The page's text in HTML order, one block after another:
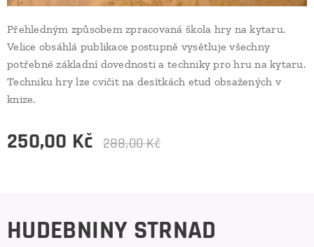
Přehledným způsobem zpracovaná škola hry na kytaru.
Velice obsáhlá publikace postupně vysětluje všechny
potřebné základní dovednosti a techniky pro hru na kytaru.
Techniku hry lze cvičit na desítkách etud obsažených v
knize.
250,00 Kč 288,00Kč
HUDEBNINY STRNAD